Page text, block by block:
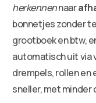
herkennennaar
bonnetjes zonder
grootboek en btw,
automatisch uit via
drempels, rollen en
sneller, met minder